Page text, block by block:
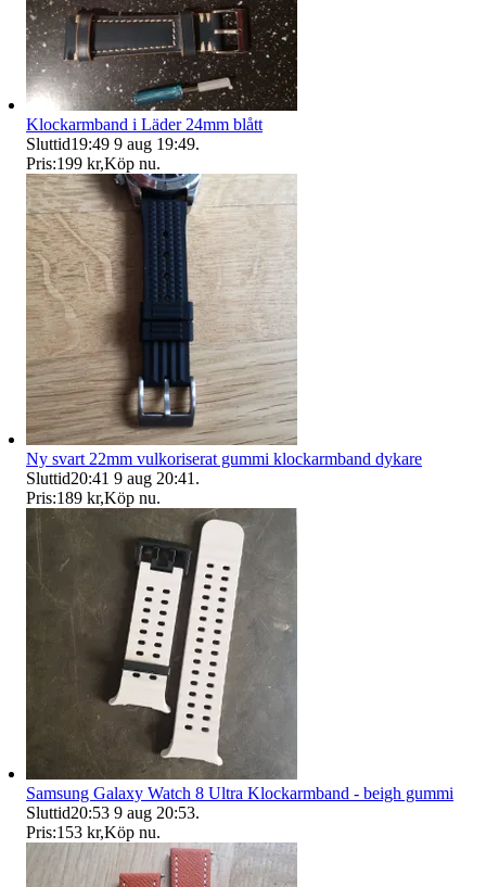
Klockarmband i Läder 24mm blått
Sluttid19:49 9 aug 19:49.
Pris:199 kr,Köp nu.
Ny svart 22mm vulkoriserat gummi klockarmband dykare
Sluttid20:41 9 aug 20:41 .
Pris:189 kr,Köp nu.
Samsung Galaxy Watch 8 Ultra Klockarmband - beigh gummi
Sluttid20:53 9 aug 20:53.
Pris:153 kr,Köp nu.